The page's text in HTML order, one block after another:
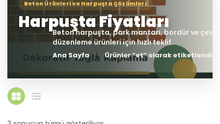
Ana Sayfa Ürünler “et” olarak etiketlendi